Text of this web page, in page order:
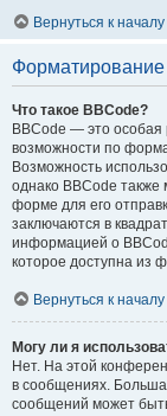
Вернуться к началу
Что такое BBCode?
BBCode — это
возможности по
Возможность
однако BBCode
форме для его
заключаются в
информацией о
которое доступна из
Вернуться к началу
Могу ли я
Нет. На этой
в сообщениях.
сообщений может